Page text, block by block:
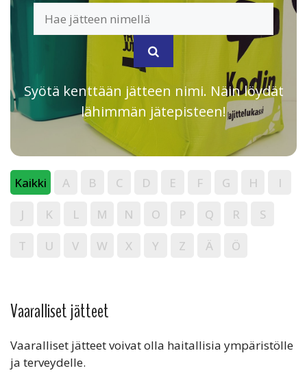
Syötä kenttään jätteen nimi. Näin löydät
lähimmän jätepisteen!
Kaikki A B C D E F G H I
J K L M N O P Q R S
T U V W X Y Z Ä Ö
Vaaralliset jätteet
Vaaralliset jätteet voivat olla haitallisia ympäristölle
ja terveydelle.